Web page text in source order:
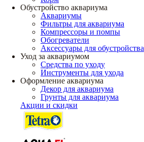
Обустройство аквариума
Аквариумы
Фильтры для аквариума
Компрессоры и помпы
Обогреватели
Аксессуары для обустройства
Уход за аквариумом
Средства по уходу
Инструменты для ухода
Оформление аквариума
Декор для аквариума
Грунты для аквариума
Акции и скидки